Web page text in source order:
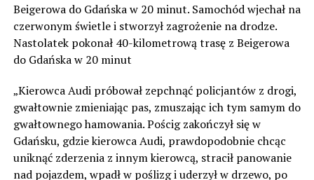
Beigerowa do Gdańska w 20 minut. Samochód wjechał na
czerwonym świetle i stworzył zagrożenie na drodze.
Nastolatek pokonał 40-kilometrową trasę z Beigerowa
do Gdańska w 20 minut
„Kierowca Audi próbował zepchnąć policjantów z drogi,
gwałtownie zmieniając pas, zmuszając ich tym samym do
gwałtownego hamowania. Pościg zakończył się w
Gdańsku, gdzie kierowca Audi, prawdopodobnie chcąc
uniknąć zderzenia z innym kierowcą, stracił panowanie
nad pojazdem, wpadł w poślizg i uderzył w drzewo, po